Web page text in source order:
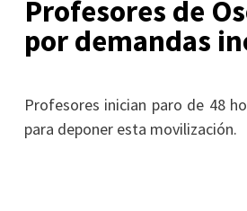
Profesores de
por demandas
Profesores inician paro de 48
para deponer esta movilización.